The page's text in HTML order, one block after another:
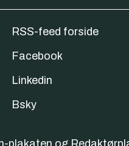
RSS-feed forside
Facebook
Linkedin
Bsky